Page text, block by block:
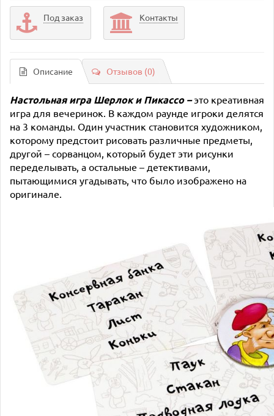
Под заказ Контакты
Описание Отзывов (0)
Настольная играШерлок и Пикассо–это креативная
игра для вечеринок. В каждом раунде игроки делятся
на 3 команды. Один участник становится художником,
которому предстоит рисовать различные предметы,
другой – сорванцом, который будет эти рисунки
переделывать, а остальные – детективами,
пытающимися угадывать, что было изображено на
оригинале.